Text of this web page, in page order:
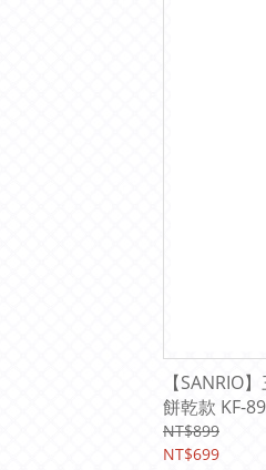
【SANRIO
餅乾款 KF-
NT$899
NT$699